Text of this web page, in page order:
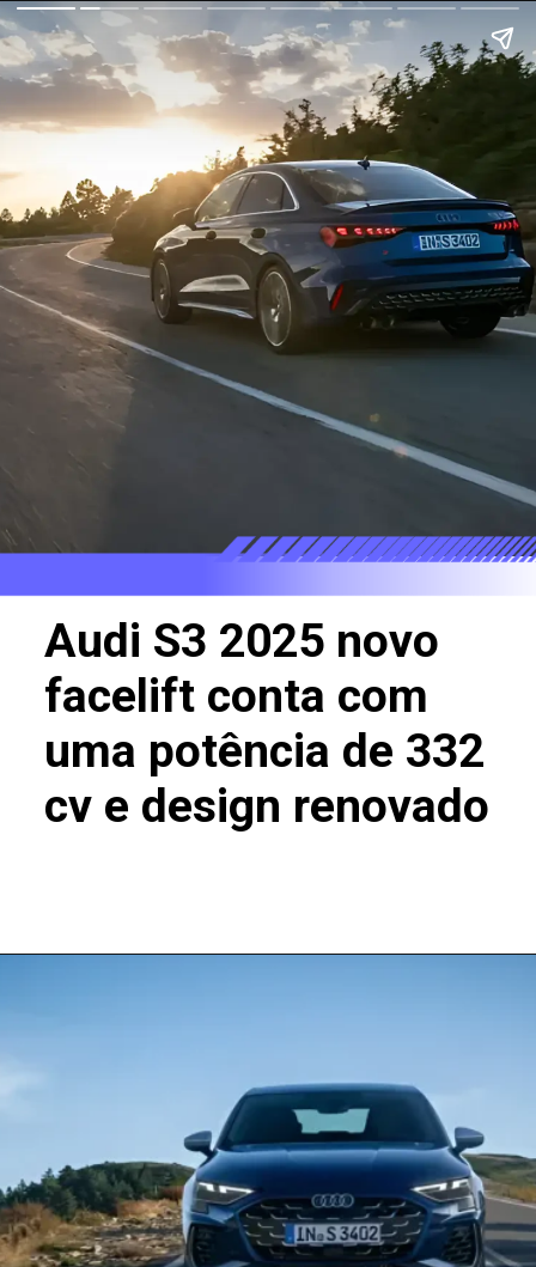
Audi S3 2025 novo
facelift conta com
uma potência de 332
cv e design renovado